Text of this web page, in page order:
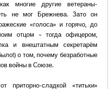
многие другие ветераны-
не мог Брежнева. Зато он
«голоса» и горячо, до
отцом – тогда офицером,
и внештатным секретарём
о том, почему безработные
войны в Союзе.
приторно-сладкой «титьки»